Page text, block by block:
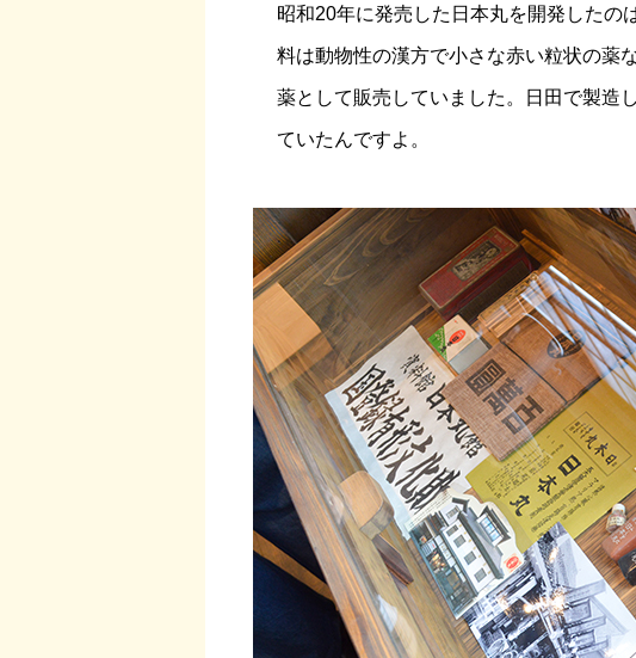
昭和20年に発売した日本丸を開発したの
料は動物性の漢方で小さな赤い粒状の薬
薬として販売していました。日田で製造
ていたんですよ。